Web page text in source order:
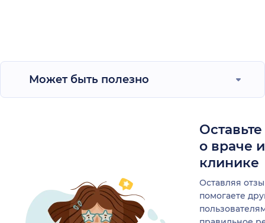
Может быть полезно
о враче
клинике
Оставляя
помогаете